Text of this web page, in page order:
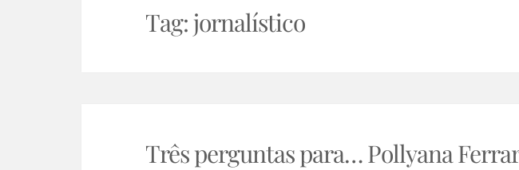
Tag:jornalístico
Três perguntas para… Pollyana